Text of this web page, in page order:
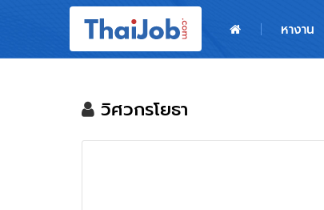
หางาน
ผู้สมัครงาน: เข้าสู่ระบบ
วิศวกรโยธา